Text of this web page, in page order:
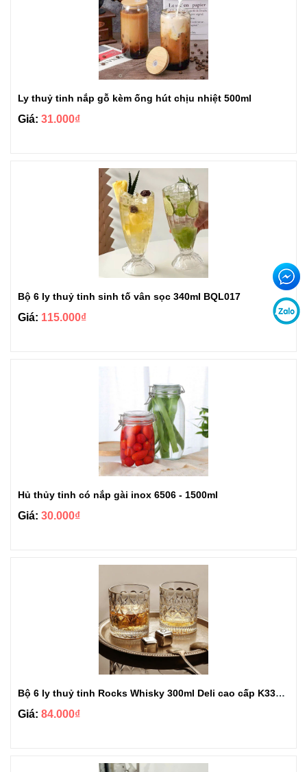
Ly thuỷ tinh nắp gỗ kèm ống hút chịu nhiệt 500ml
Giá: 31.000₫
Bộ 6 ly thuỷ tinh sinh tố vân sọc 340ml BQL017
Giá: 115.000₫
Hủ thủy tinh có nắp gài inox 6506 - 1500ml
Giá: 30.000₫
Bộ 6 ly thuỷ tinh Rocks Whisky 300ml Deli cao cấp K3326AC
Giá: 84.000₫